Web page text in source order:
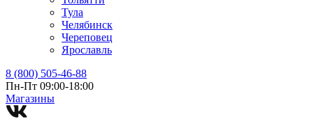
Тула
Челябинск
Череповец
Ярославль
8 (800) 505-46-88
Пн-Пт 09:00-18:00
Магазины⁠